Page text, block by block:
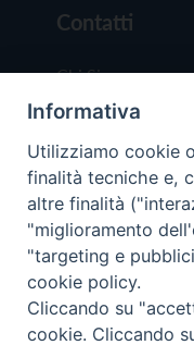
Contatti
Chi Siamo
Redazione
Scrivici
Copyright ©
Trentina
Informativa
Utilizziamo cookie
finalità tecniche e,
altre finalità
"miglioramento
"targeting e
cookie policy.
Cliccando su
cookie. Cliccando